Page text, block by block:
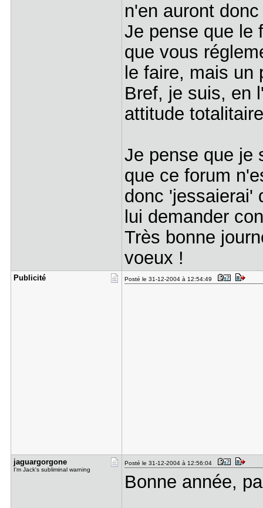
n'en auront
Je pense que le
que vous
le faire, mais
Bref, je suis, en
attitude
Je pense que je
que ce forum
donc 'jessaierai'
lui demander
Très bonne
voeux !
Publicité Posté le 31-12-2004 à 12:54:49
jaguargorg​one
I'm Jack's subliminal warning
Posté le 31-12-2004 à 12:56:04
Bonne année,